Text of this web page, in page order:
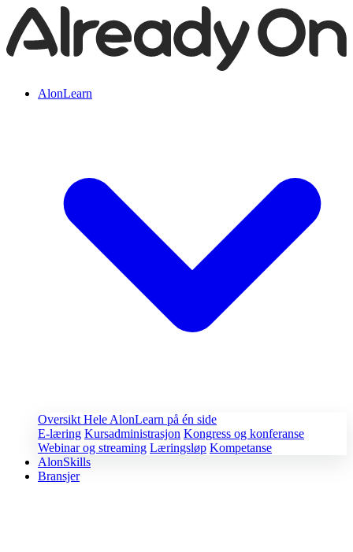
AlonLearn
Oversikt Hele AlonLearn på én side
E-læring Kursadministrasjon Kongress og konferanse
Webinar og streaming Læringsløp Kompetanse
AlonSkills
Bransjer